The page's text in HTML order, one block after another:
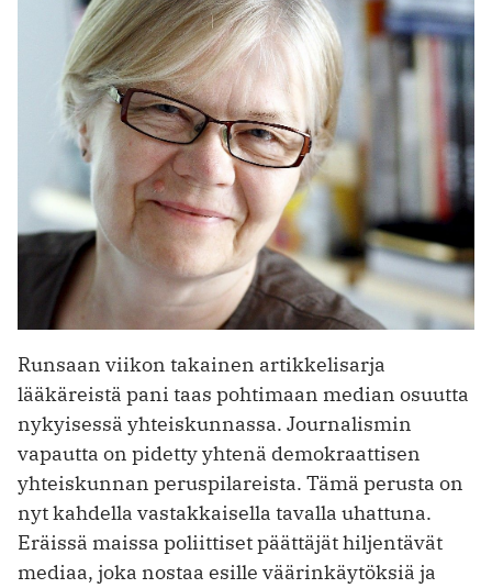
Runsaan viikon takainen artikkelisarja
lääkäreistä pani taas pohtimaan median osuutta
nykyisessä yhteiskunnassa. Journalismin
vapautta on pidetty yhtenä demokraattisen
yhteiskunnan peruspilareista. Tämä perusta on
nyt kahdella vastakkaisella tavalla uhattuna.
Eräissä maissa poliittiset päättäjät hiljentävät
mediaa, joka nostaa esille väärinkäytöksiä ja